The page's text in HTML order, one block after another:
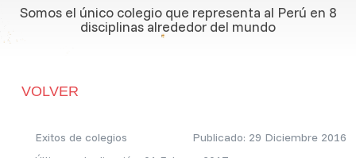
Somos el único colegio que representa al Perú en 8
disciplinas alrededor del mundo
VOLVER
Exitos de colegios
Publicado: 29 Diciembre 2016